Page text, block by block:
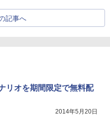
記事へ
リオを期間限定で無料配
2014年5月20日